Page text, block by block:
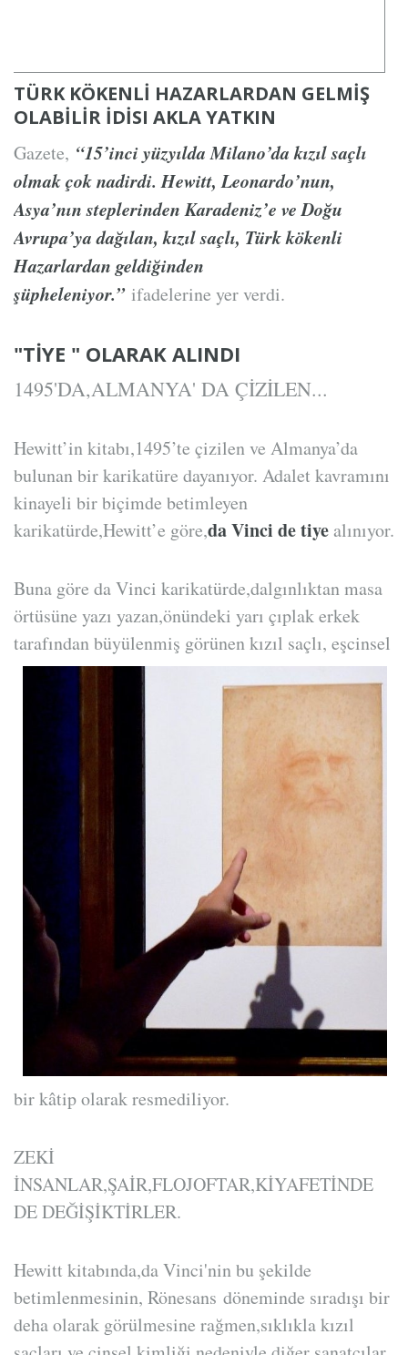
TÜRK KÖKENLİ HAZARLARDAN GELMİŞ
OLABİLİR İDİSI AKLA YATKIN
Gazete, “15’inci yüzyılda Milano’da kızıl saçlı
olmak çok nadirdi. Hewitt, Leonardo’nun,
Asya’nın steplerinden Karadeniz’e ve Doğu
Avrupa’ya dağılan, kızıl saçlı, Türk kökenli
Hazarlardan geldiğinden
şüpheleniyor.” ifadelerine yer verdi.
"TİYE " OLARAK ALINDI
1495'DA,ALMANYA' DA ÇİZİLEN...
Hewitt’in kitabı,1495’te çizilen ve Almanya’da
bulunan bir karikatüre dayanıyor. Adalet kavramını
kinayeli bir biçimde betimleyen
karikatürde,Hewitt’e göre,da Vinci de tiye alınıyor.
Buna göre da Vinci karikatürde,dalgınlıktan masa
örtüsüne yazı yazan,önündeki yarı çıplak erkek
tarafından büyülenmiş görünen kızıl saçlı, eşcinsel
bir kâtip olarak resmediliyor.
ZEKİ
İNSANLAR,ŞAİR,FLOJOFTAR,KİYAFETİNDE
DE DEĞİŞİKTİRLER.
Hewitt kitabında,da Vinci'nin bu şekilde
betimlenmesinin, Rönesans döneminde sıradışı bir
deha olarak görülmesine rağmen,sıklıkla kızıl